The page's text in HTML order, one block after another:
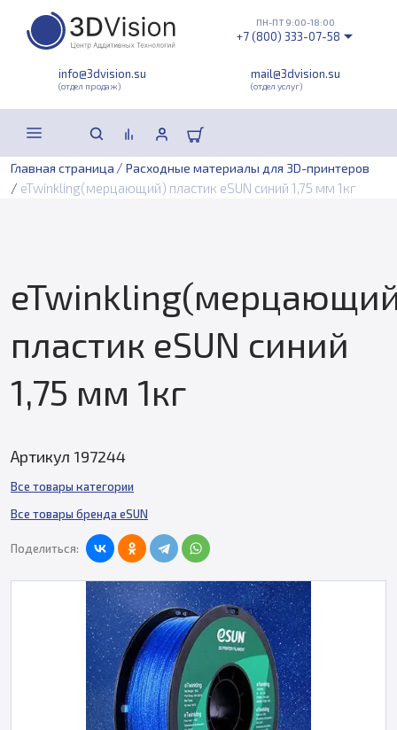
info@3dvision.su
(отдел продаж)
mail@3dvision.su
(отдел услуг)
ПН-ПТ 9:00-18:00
+7 (800) 333-07-58
Главная страница / Расходные материалы для 3D-принтеров
/ eTwinkling(мерцающий) пластик eSUN синий 1,75 мм 1кг
пластик eSUN синий
1,75 мм 1кг
Артикул 197244
Все товары категории
Все товары бренда eSUN
Поделиться: